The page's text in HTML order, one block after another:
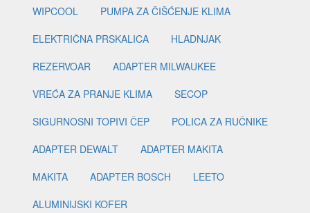
WIPCOOL
PUMPA ZA ČIŠĆENJE KLIMA
ELEKTRIČNA PRSKALICA
HLADNJAK
REZERVOAR
ADAPTER MILWAUKEE
VREĆA ZA PRANJE KLIMA
SECOP
SIGURNOSNI TOPIVI ČEP
POLICA ZA RUČNIKE
ADAPTER DEWALT
ADAPTER MAKITA
MAKITA
ADAPTER BOSCH
LEETO
ALUMINIJSKI KOFER